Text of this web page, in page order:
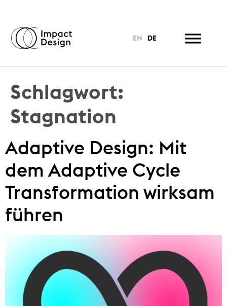
EN DE
Schlagwort:
Stagnation
Adaptive Design: Mit
dem Adaptive Cycle
Transformation wirksam
führen